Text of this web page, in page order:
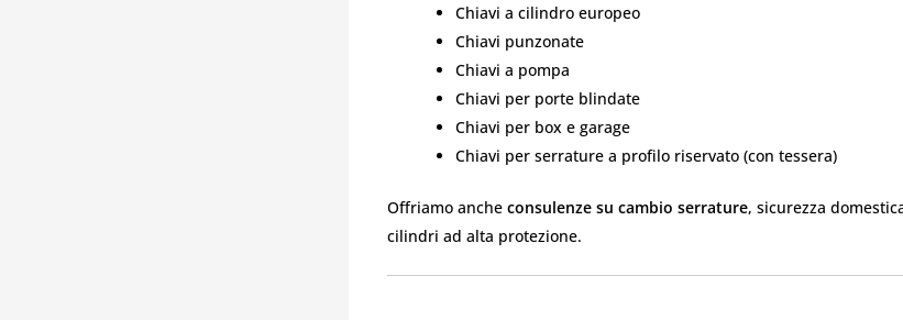
Chiavi a cilindro europeo
Chiavi punzonate
Chiavi a pompa
Chiavi per porte blindate
Chiavi per box e garage
Chiavi per serrature a profilo riservato (con tessera)
Offriamo anche consulenze su cambio serrature, sicurezza
cilindri ad alta protezione.